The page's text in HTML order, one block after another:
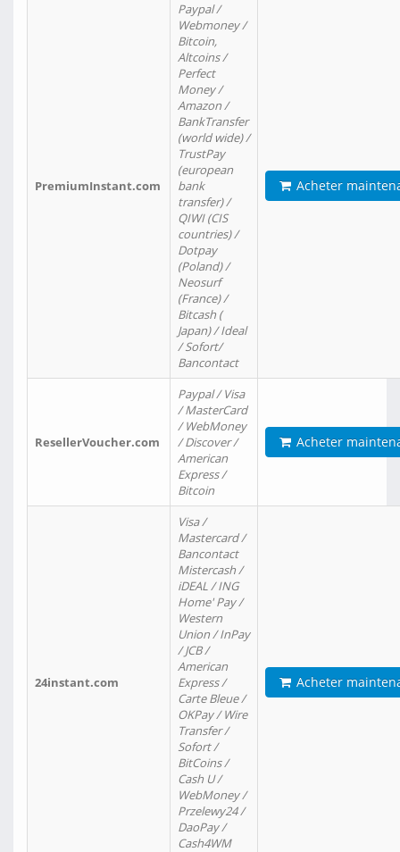
PremiumInstant.com
Paypal /
Webmoney /
Bitcoin,
Altcoins /
Perfect
Money /
Amazon /
BankTransfer
(world wide) /
TrustPay
(european
bank
transfer) /
QIWI (CIS
countries) /
Dotpay
(Poland) /
Neosurf
(France) /
Bitcash (
Japan) / Ideal
/ Sofort/
Bancontact
Acheter
ResellerVoucher.com
Paypal / Visa
/ MasterCard
/ WebMoney
/ Discover /
American
Express /
Bitcoin
Acheter
24instant.com
Visa /
Mastercard /
Bancontact
Mistercash /
iDEAL / ING
Home' Pay /
Western
Union / InPay
/ JCB /
American
Express /
Carte Bleue /
OKPay / Wire
Transfer /
Sofort /
BitCoins /
Cash U /
WebMoney /
Przelewy24 /
DaoPay /
Cash4WM
Acheter